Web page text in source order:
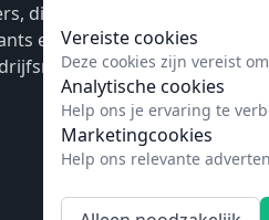
distributeurs,
en verificateurs
te
©
Vereiste cookies
Deze cookies zijn vereist
Analytische cookies
Help ons je ervaring te
Marketingcookies
Help ons relevante